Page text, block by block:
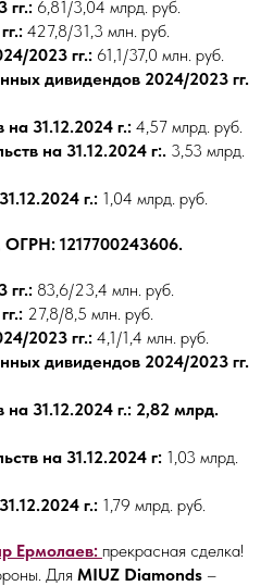
гг.: 6,81/3,04 млрд. руб.
427,8/31,3 млн. руб.
2023 гг.: 61,1/37,0 млн. руб.
дивидендов 2024/2023 гг.
31.12.2024 г.: 4,57 млрд. руб.
на 31.12.2024 г:. 3,53 млрд.
г.: 1,04 млрд. руб.
1217700243606.
гг.: 83,6/23,4 млн. руб.
27,8/8,5 млн. руб.
2023 гг.: 4,1/1,4 млн. руб.
дивидендов 2024/2023 гг.
31.12.2024 г.: 2,82 млрд.
на 31.12.2024 г: 1,03 млрд.
г.: 1,79 млрд. руб.
Ермолаев: прекрасная сделка!
Для MIUZ Diamonds –